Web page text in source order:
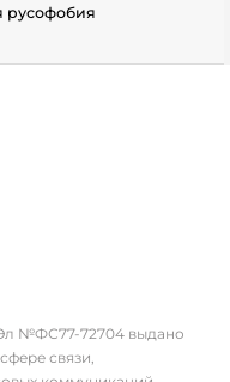
русофобия
№ФС77-72704 выдано
связи,